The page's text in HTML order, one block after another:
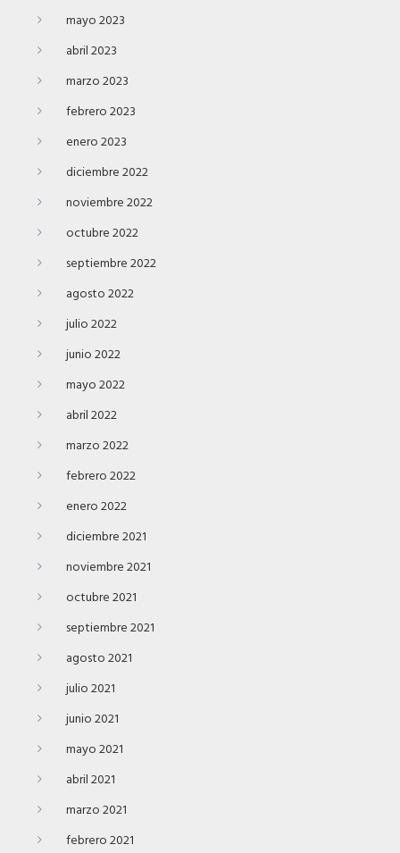
mayo 2023
abril 2023
marzo 2023
febrero 2023
enero 2023
diciembre 2022
noviembre 2022
octubre 2022
septiembre 2022
agosto 2022
julio 2022
junio 2022
mayo 2022
abril 2022
marzo 2022
febrero 2022
enero 2022
diciembre 2021
noviembre 2021
octubre 2021
septiembre 2021
agosto 2021
julio 2021
junio 2021
mayo 2021
abril 2021
marzo 2021
febrero 2021